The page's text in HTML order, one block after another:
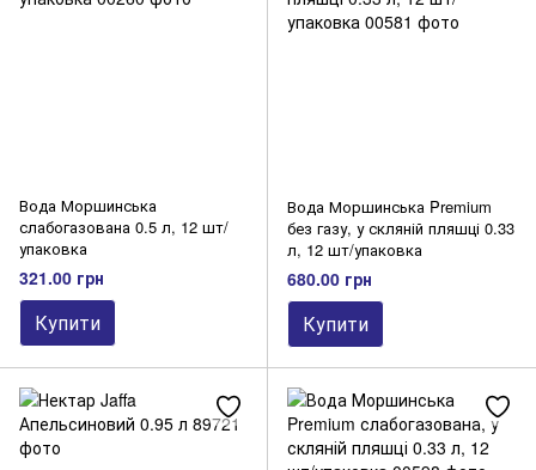
Вода Моршинська
слабогазована 0.5 л, 12 шт/
упаковка
321.00 грн
Купити
Вода Моршинська Premium
без газу, у скляній пляшці 0.33
л, 12 шт/упаковка
680.00 грн
Купити